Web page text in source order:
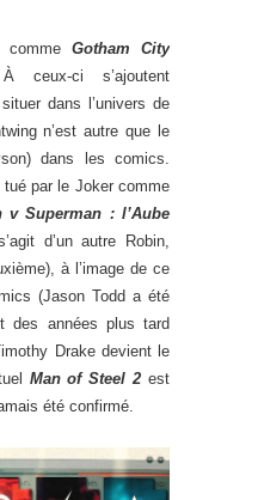
comme Gotham City
ceux-ci s’ajoutent
dans l’univers de
n’est autre que le
dans les comics.
par le Joker comme
v Superman : l’Aube
d’un autre Robin,
à l’image de ce
(Jason Todd a été
des années plus tard
Drake devient le
Man of Steel 2 est
été confirmé.